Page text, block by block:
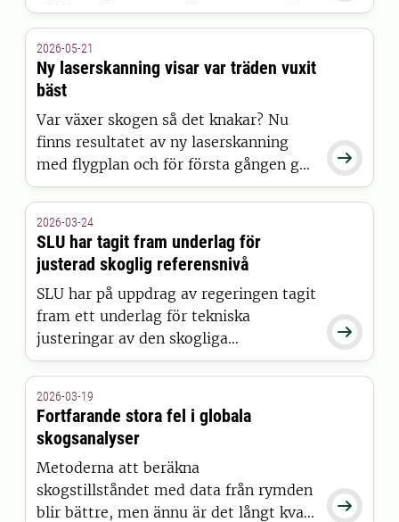
officiella statistiken, Skogsdata 2026,
från SLU Riksskogstaxeringen.

2026-05-21
Ny laserskanning visar var träden vuxit
bäst
Var växer skogen så det knakar? Nu
finns resultatet av ny laserskanning
med flygplan och för första gången ges
unika möjligheter att följa skogens
utveckling över tid vilket, ger
skogsägare nya möjligheter att planera
och sköta sin skog.

2026-03-24
SLU har tagit fram underlag för
justerad skoglig referensnivå
SLU har på uppdrag av regeringen tagit
fram ett underlag för tekniska
justeringar av den skogliga
referensnivån (FRL) inom EU:s
klimatramverk. Referensnivån är en
bokföringsteknisk jämförelsenivå för
att bedöma hur mycket av skogens
nettoupptag som länderna får
tillgodoräkna sig.

2026-03-19
Fortfarande stora fel i globala
skogsanalyser
Metoderna att beräkna
skogstillståndet med data från rymden
blir bättre, men ännu är det långt kvar